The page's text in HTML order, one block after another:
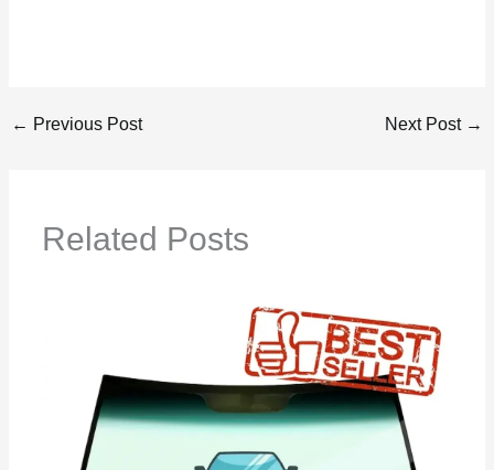
← Previous Post Next Post →
Related Posts